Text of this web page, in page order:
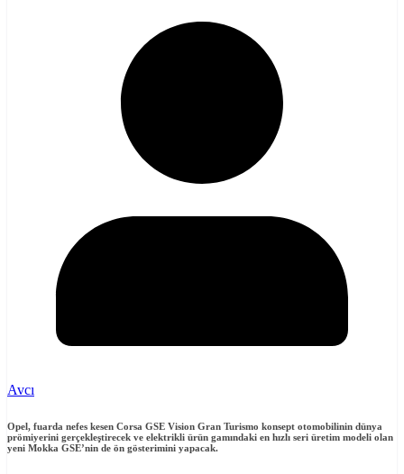
Avcı
Opel, fuarda nefes kesen Corsa GSE Vision Gran Turismo konsept otomobilinin dünya
prömiyerini gerçekleştirecek ve elektrikli ürün gamındaki en hızlı seri üretim modeli olan
yeni Mokka GSE’nin de ön gösterimini yapacak.